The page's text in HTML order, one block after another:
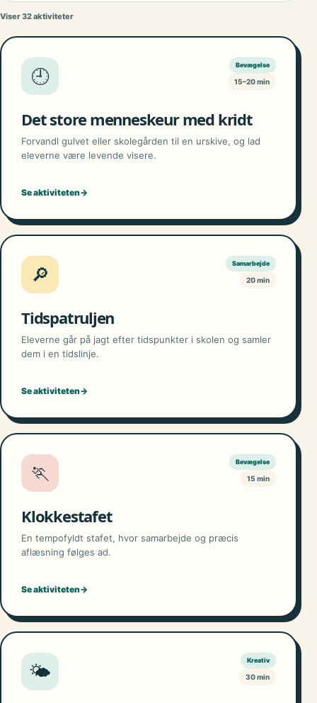
Viser 32 aktiviteter
🕘
Bevægelse
15–20 min
Det store menneskeur med kridt
Forvandl gulvet eller skolegården til en urskive, og lad
eleverne være levende visere.
Se aktiviteten→
🔎
Samarbejde
20 min
Tidspatruljen
Eleverne går på jagt efter tidspunkter i skolen og samler
dem i en tidslinje.
Se aktiviteten→
🏃
Bevægelse
15 min
Klokkestafet
En tempofyldt stafet, hvor samarbejde og præcis
aflæsning følges ad.
Se aktiviteten→
🌤️
Kreativ
30 min